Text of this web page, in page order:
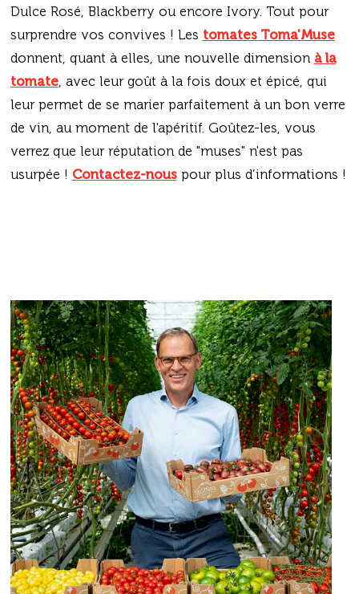
Dulce Rosé, Blackberry ou encore Ivory. Tout pour
surprendre vos convives ! Les tomates Toma'Muse
donnent, quant à elles, une nouvelle dimension à la
tomate, avec leur goût à la fois doux et épicé, qui
leur permet de se marier parfaitement à un bon verre
de vin, au moment de l'apéritif. Goûtez-les, vous
verrez que leur réputation de "muses" n'est pas
usurpée ! Contactez-nouspour plus d’informations !